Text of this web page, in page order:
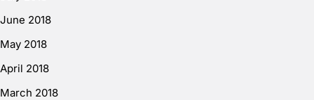
June 2018
May 2018
April 2018
March 2018